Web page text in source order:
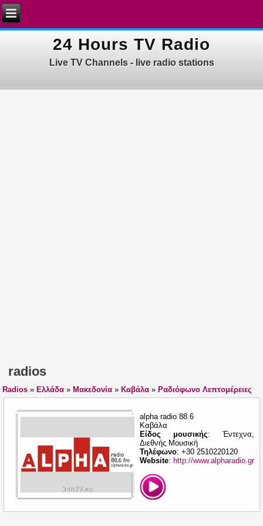
24 Hours TV Radio
Live TV Channels - live radio stations
radios
Radios » Ελλάδα » Μακεδονία » Καβάλα » Ραδιόφωνο Λεπτομέρειες
alpha radio 88.6
Καβάλα
Είδος μουσικής: Έντεχνα,
Διεθνής Μουσική
Τηλέφωνο: +30 2510220120
Website: http://www.alpharadio.gr